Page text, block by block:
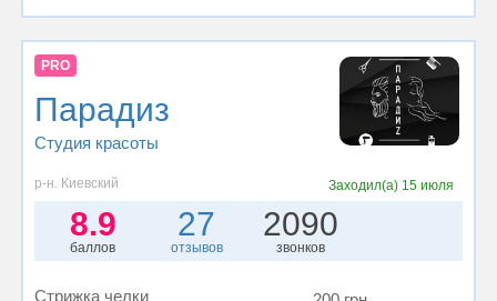
PRO
Парадиз
Студия красоты
р-н. Киевский Заходил(а) 15 июля
8.9
баллов
27
отзывов
2090
звонков
Стрижка челки